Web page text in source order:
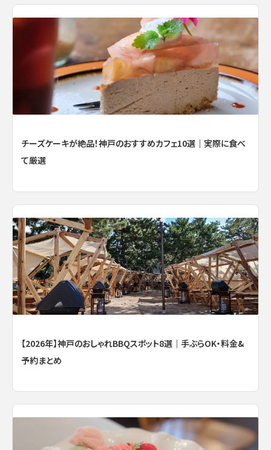
チーズケーキが絶品！神戸のおすすめカフェ10選｜実際に食べ
て厳選
【2026年】神戸のおしゃれBBQスポット8選｜手ぶらOK・料金&
予約まとめ